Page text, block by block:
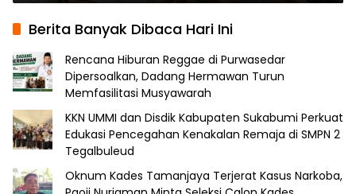
Berita Banyak Dibaca Hari Ini
Rencana Hiburan Reggae di Purwasedar
Dipersoalkan, Dadang Hermawan Turun
Memfasilitasi Musyawarah
KKN UMMI dan Disdik Kabupaten Sukabumi Perkuat
Edukasi Pencegahan Kenakalan Remaja di SMPN 2
Tegalbuleud
Oknum Kades Tamanjaya Terjerat Kasus Narkoba,